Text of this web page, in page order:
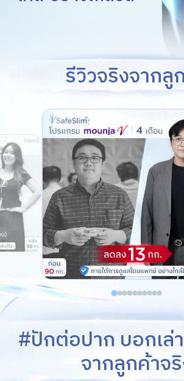
ค้นหาข้อมูลรีวิวจริงจากลู
#ปักต่อปาก บอกเล่
จากลูกค้าจ